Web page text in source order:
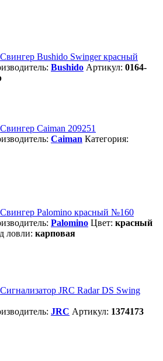
Свингер Bushido Swinger красный
Bushido Артикул: 0164-
Свингер Caiman 209251
Caiman Категория:
Свингер Palomino красный №160
Palomino Цвет: красный
ловли: карповая
Сигнализатор JRC Radar DS Swing
JRC Артикул: 1374173